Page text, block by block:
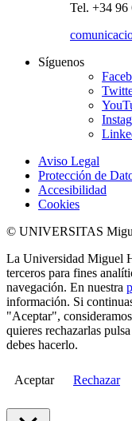
Tel. +34 96
Síguenos
Aviso Legal
Protección de
Accesibilidad
Cookies
© UNIVERSITAS
La Universidad Miguel
terceros para fines
navegación. En nuestra
información. Si
"Aceptar",
quieres rechazarlas
debes hacerlo.
Aceptar Rechazar